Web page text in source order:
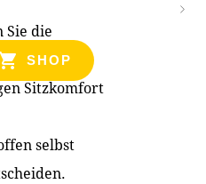
SHOP
Sie die
zu
Sitzkomfort
selbst